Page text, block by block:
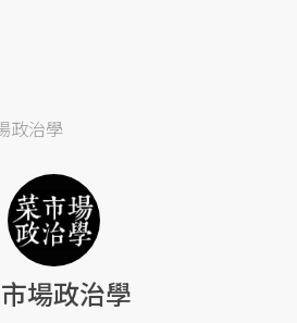
政治學
場政治學